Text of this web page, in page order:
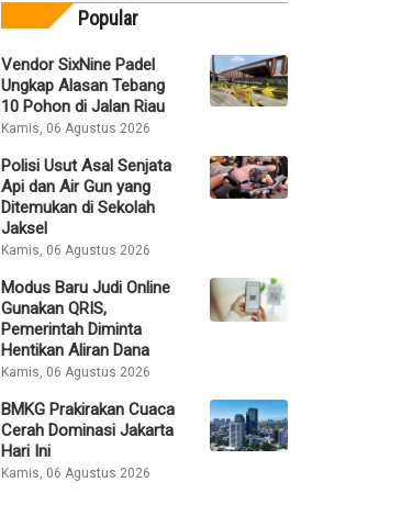
Popular
Vendor SixNine Padel
Ungkap Alasan Tebang
10 Pohon di Jalan Riau
Kamis, 06 Agustus 2026
Polisi Usut Asal Senjata
Api dan Air Gun yang
Ditemukan di Sekolah
Jaksel
Kamis, 06 Agustus 2026
Modus Baru Judi Online
Gunakan QRIS,
Pemerintah Diminta
Hentikan Aliran Dana
Kamis, 06 Agustus 2026
BMKG Prakirakan Cuaca
Cerah Dominasi Jakarta
Hari Ini
Kamis, 06 Agustus 2026